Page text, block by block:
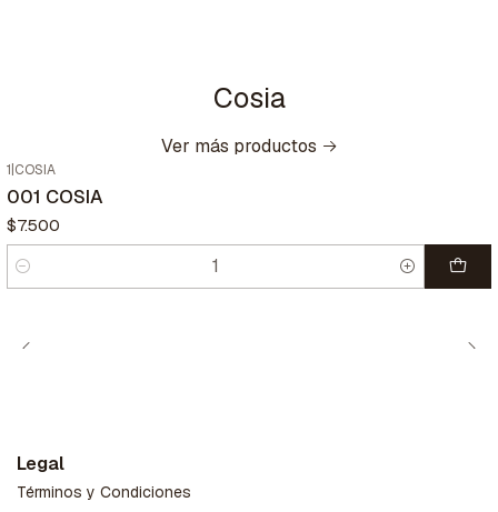
Cosia
Ver más productos
1 COSIA
001 COSIA
$7.500
Cantidad
Legal
Términos y Condiciones